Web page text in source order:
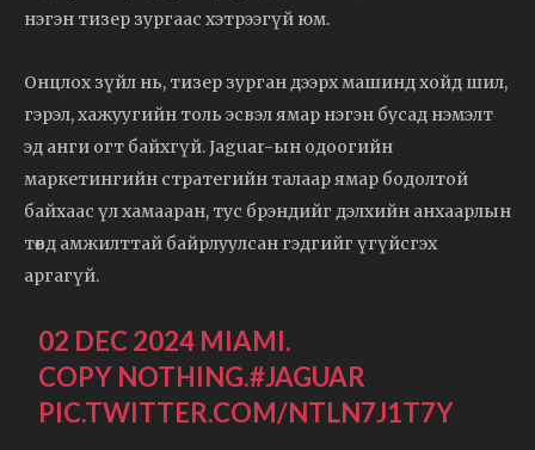
нэгэн тизер зургаас хэтрээгүй юм.
Онцлох зүйл нь, тизер зурган дээрх машинд хойд шил,
гэрэл, хажуугийн толь эсвэл ямар нэгэн бусад нэмэлт
эд анги огт байхгүй. Jaguar-ын одоогийн
маркетингийн стратегийн талаар ямар бодолтой
байхаас үл хамааран, тус брэндийг дэлхийн анхаарлын
төвд амжилттай байрлуулсан гэдгийг үгүйсгэх
аргагүй.
02 DEC 2024 MIAMI.
COPY NOTHING.#JAGUAR
PIC.TWITTER.COM/NTLN7J1T7Y